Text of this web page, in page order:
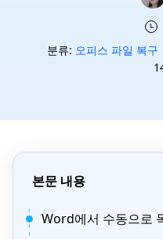
분류: 오피스 파일 복구
본문 내용
Word에서 수동으로